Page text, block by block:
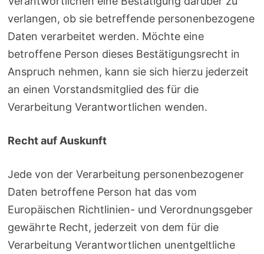
verlangen, ob sie betreffende personenbezogene
Daten verarbeitet werden. Möchte eine
betroffene Person dieses Bestätigungsrecht in
Anspruch nehmen, kann sie sich hierzu jederzeit
an einen Vorstandsmitglied des für die
Verarbeitung Verantwortlichen wenden.
Recht auf Auskunft
Jede von der Verarbeitung personenbezogener
Daten betroffene Person hat das vom
Europäischen Richtlinien- und Verordnungsgeber
gewährte Recht, jederzeit von dem für die
Verarbeitung Verantwortlichen unentgeltliche